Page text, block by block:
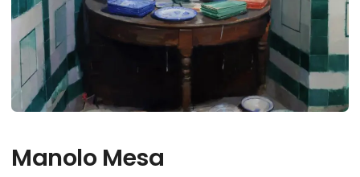
Manolo Mesa